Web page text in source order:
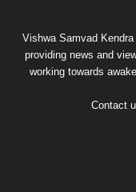
Vishwa Samvad
providing news and
working towards
Contact